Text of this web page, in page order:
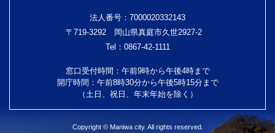
法人番号：7000020332143
〒719-3292 岡山県真庭市久世2927-2
Tel：0867-42-1111
窓口受付時間：午前9時から午後4時まで
開庁時間：午前8時30分から午後5時15分まで
（土日、祝日、年末年始を除く）
Copyright © Maniwa city. All rights reserved.